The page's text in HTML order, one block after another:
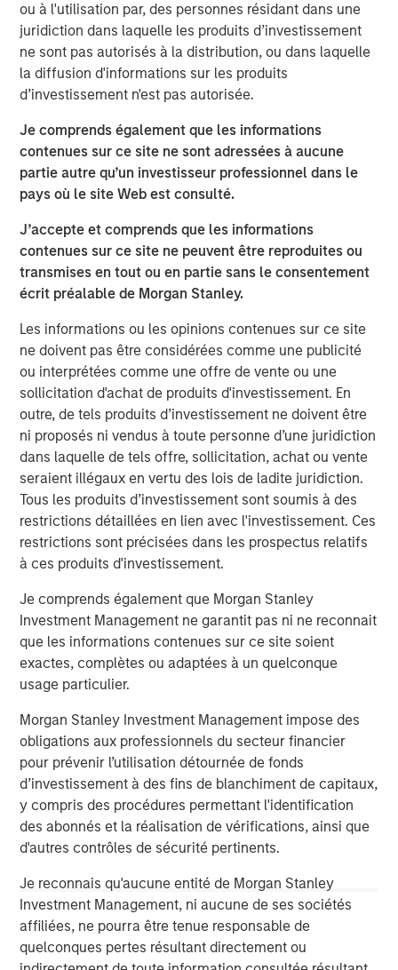
ou à l'utilisation par, des personnes résidant dans une
juridiction dans laquelle les produits d’investissement
ne sont pas autorisés à la distribution, ou dans laquelle
la diffusion d'informations sur les produits
d’investissement n'est pas autorisée.
Je comprends également que les informations
contenues sur ce site ne sont adressées à aucune
partie autre qu’un investisseur professionnel dans le
pays où le site Web est consulté.
J’accepte et comprends que les informations
contenues sur ce site ne peuvent être reproduites ou
transmises en tout ou en partie sans le consentement
écrit préalable de Morgan Stanley.
Les informations ou les opinions contenues sur ce site
ne doivent pas être considérées comme une publicité
ou interprétées comme une offre de vente ou une
sollicitation d'achat de produits d'investissement. En
outre, de tels produits d’investissement ne doivent être
ni proposés ni vendus à toute personne d’une juridiction
dans laquelle de tels offre, sollicitation, achat ou vente
seraient illégaux en vertu des lois de ladite juridiction.
Tous les produits d’investissement sont soumis à des
restrictions détaillées en lien avec l'investissement. Ces
restrictions sont précisées dans les prospectus relatifs
à ces produits d'investissement.
Je comprends également que Morgan Stanley
Investment Management ne garantit pas ni ne reconnait
que les informations contenues sur ce site soient
exactes, complètes ou adaptées à un quelconque
usage particulier.
Morgan Stanley Investment Management impose des
obligations aux professionnels du secteur financier
pour prévenir l’utilisation détournée de fonds
d’investissement à des fins de blanchiment de capitaux,
y compris des procédures permettant l'identification
des abonnés et la réalisation de vérifications, ainsi que
d'autres contrôles de sécurité pertinents.
Je reconnais qu'aucune entité de Morgan Stanley
Investment Management, ni aucune de ses sociétés
affiliées, ne pourra être tenue responsable de
quelconques pertes résultant directement ou
This a general communication, which is not impartial and
all information provided has been prepared solely for
informational and educational purposes and does not
constitute an offer or a recommendation to buy or sell
investment strategy. The views and opinions and/or
analysis expressed are those of the author or the
investment team as of the date of preparation of this
material and are subject to change at any time without
necessarily come to pass. Forecasts and/or estimates
provided herein are subject to change and may not
actually come to pass. Information regarding expected
market returns and market outlooks is based on the
research, analysis and opinions of the authors or the
investment team.
Morgan Stanley Private Equity Solutions Team
Morgan Stanley Private Equity Solutions provides
investors with access to broadly diversified and thematic
private equity portfolios, spanning primary fund
commitments, co-investments, secondaries, impact
investing strategies, and custom solutions.
The Author
Vikram Raju
Managing Director